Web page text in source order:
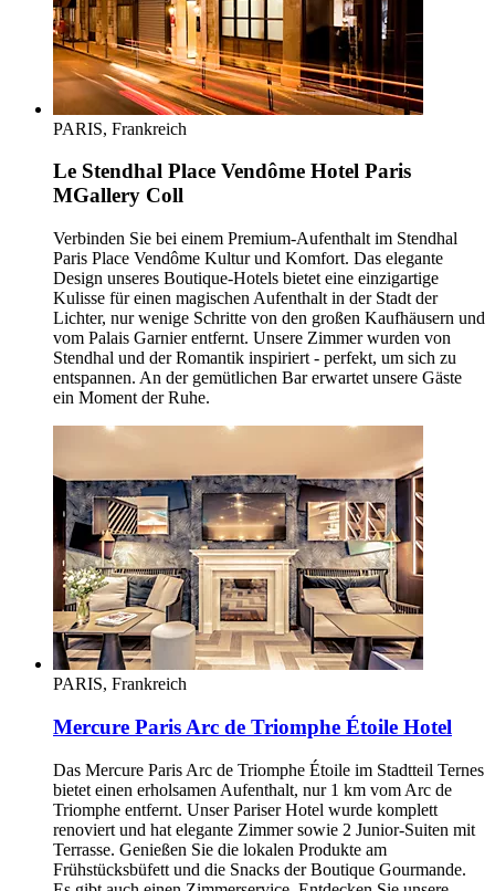
PARIS, Frankreich
Le Stendhal Place Vendôme Hotel Paris
MGallery Coll
Verbinden Sie bei einem Premium-Aufenthalt im Stendhal
Paris Place Vendôme Kultur und Komfort. Das elegante
Design unseres Boutique-Hotels bietet eine einzigartige
Kulisse für einen magischen Aufenthalt in der Stadt der
Lichter, nur wenige Schritte von den großen Kaufhäusern und
vom Palais Garnier entfernt. Unsere Zimmer wurden von
Stendhal und der Romantik inspiriert - perfekt, um sich zu
entspannen. An der gemütlichen Bar erwartet unsere Gäste
ein Moment der Ruhe.
PARIS, Frankreich
Mercure Paris Arc de Triomphe Étoile Hotel
Das Mercure Paris Arc de Triomphe Étoile im Stadtteil Ternes
bietet einen erholsamen Aufenthalt, nur 1 km vom Arc de
Triomphe entfernt. Unser Pariser Hotel wurde komplett
renoviert und hat elegante Zimmer sowie 2 Junior-Suiten mit
Terrasse. Genießen Sie die lokalen Produkte am
Frühstücksbüfett und die Snacks der Boutique Gourmande.